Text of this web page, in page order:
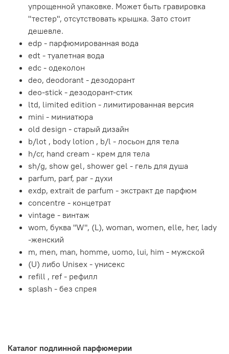
упрощенной упаковке. Может быть гравировка
"тестер", отсутствовать крышка. Зато стоит
дешевле.
edp - парфюмированная вода
edt - туалетная вода
edc - одеколон
deo, deodorant - дезодорант
deo-stick - дезодорант-стик
ltd, limited edition - лимитированная версия
mini - миниатюра
old design - старый дизайн
b/lot , body lotion , b/l - лосьон для тела
h/cr, hand cream - крем для тела
sh/g, show gel, shower gel - гель для душа
parfum, parf, par - духи
exdp, extrait de parfum - экстракт де парфюм
concentre - концетрат
vintage - винтаж
wom, буква "W", (L), woman, women, elle, her, lady
-женский
m, men, man, homme, uomo, lui, him - мужской
(U) либо Unisex - унисекс
refill , ref - рефилл
splash - без спрея
Каталог подлинной парфюмерии